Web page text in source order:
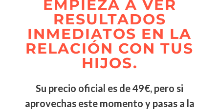
EMPIEZA A VER
RESULTADOS
INMEDIATOS EN LA
RELACIÓN CON TUS
HIJOS.
Su precio oficial es de 49€, pero si
aprovechas este momento y pasas a la